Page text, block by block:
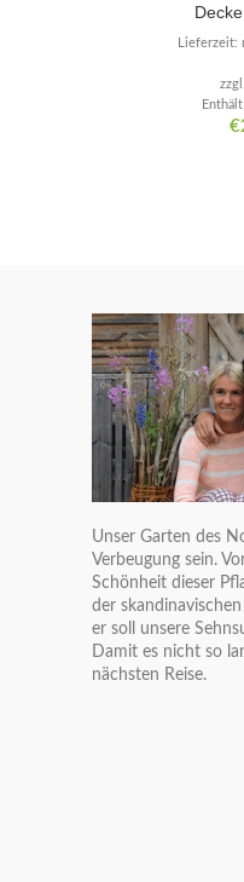
€
Lieferzeit:
Unser Garten des
Verbeugung sein.
Schönheit dieser
der
er soll unsere
Damit es nicht so
nächsten Reise.